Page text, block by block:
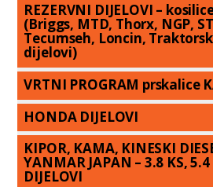
REZERVNI DIJELOVI –
(Briggs, MTD, Thorx, NGP,
Tecumseh, Loncin,
dijelovi)
VRTNI PROGRAM prskalice
HONDA DIJELOVI
KIPOR, KAMA, KINESKI
YANMAR JAPAN – 3.8 KS, 5.4
DIJELOVI